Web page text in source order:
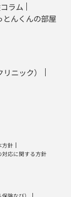
ラム
とんくんの部屋
ニック）
方針
応に関する方針